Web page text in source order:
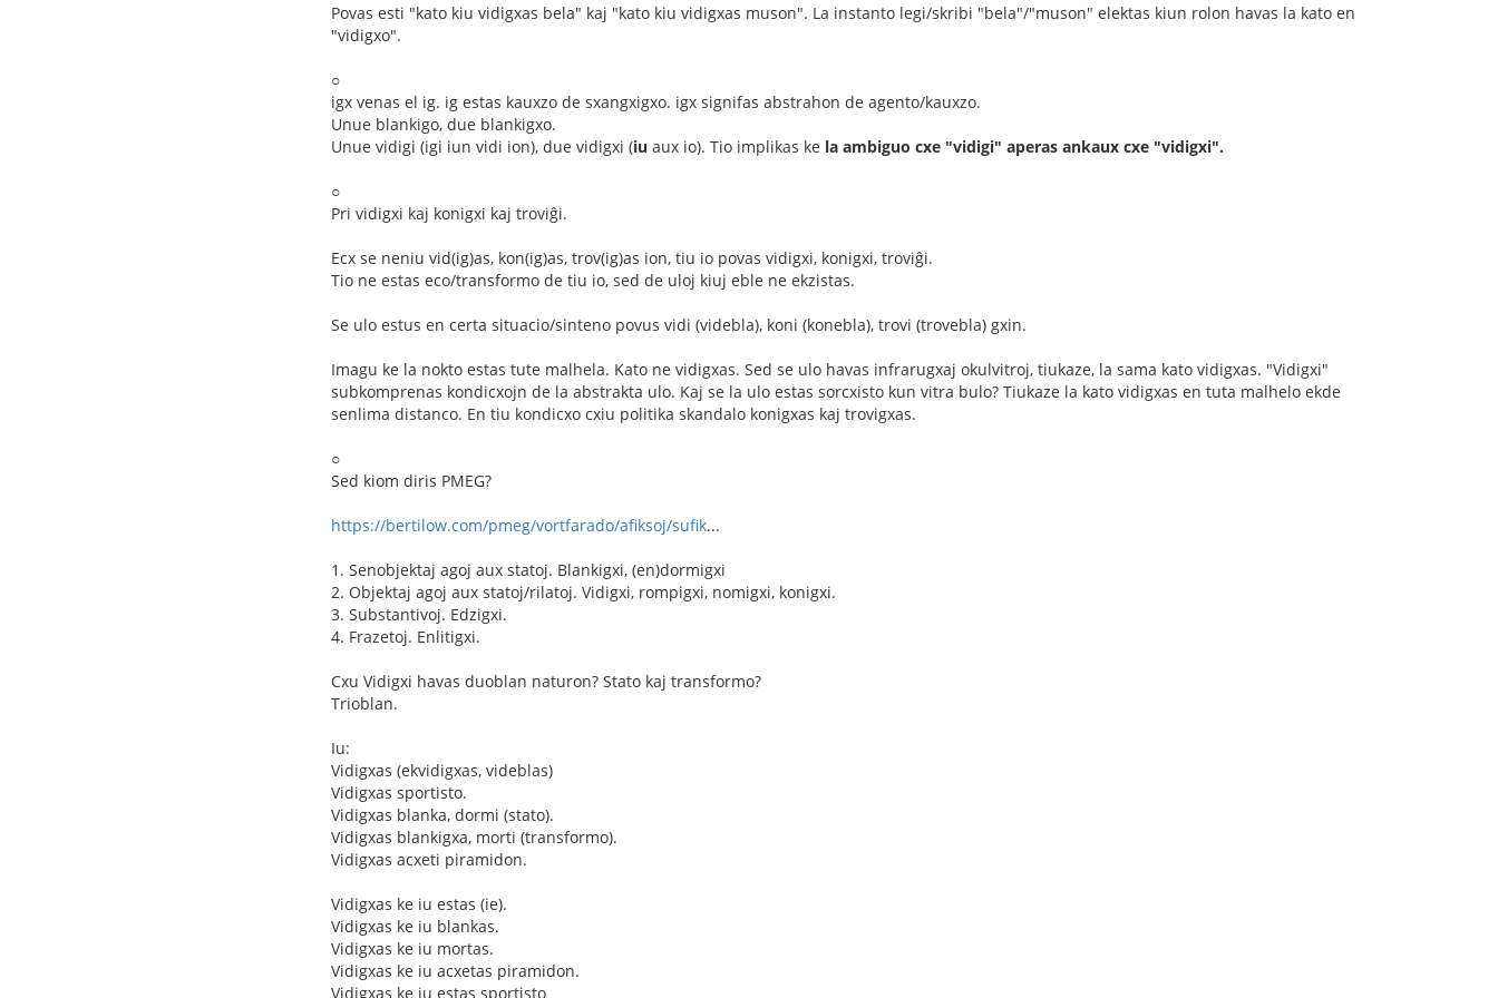
Povas esti "kato kiu vidigxas bela" kaj "kato kiu vidigxas muson". La instanto legi/skribi "bela"/"muson" elektas kiun rolon havas la kato en
"vidigxo".
○
igx venas el ig. ig estas kauxzo de sxangxigxo. igx signifas abstrahon de agento/kauxzo.
Unue blankigo, due blankigxo.
Unue vidigi (igi iun vidi ion), due vidigxi (iu aux io). Tio implikas ke la ambiguo cxe "vidigi" aperas ankaux cxe "vidigxi".
○
Pri vidigxi kaj konigxi kaj troviĝi.
Ecx se neniu vid(ig)as, kon(ig)as, trov(ig)as ion, tiu io povas vidigxi, konigxi, troviĝi.
Tio ne estas eco/transformo de tiu io, sed de uloj kiuj eble ne ekzistas.
Se ulo estus en certa situacio/sinteno povus vidi (videbla), koni (konebla), trovi (trovebla) gxin.
Imagu ke la nokto estas tute malhela. Kato ne vidigxas. Sed se ulo havas infrarugxaj okulvitroj, tiukaze, la sama kato vidigxas. "Vidigxi"
subkomprenas kondicxojn de la abstrakta ulo. Kaj se la ulo estas sorcxisto kun vitra bulo? Tiukaze la kato vidigxas en tuta malhelo ekde
senlima distanco. En tiu kondicxo cxiu politika skandalo konigxas kaj trovigxas.
○
Sed kiom diris PMEG?
https://bertilow.com/pmeg/vortfarado/afiksoj/sufik...
1. Senobjektaj agoj aux statoj. Blankigxi, (en)dormigxi
2. Objektaj agoj aux statoj/rilatoj. Vidigxi, rompigxi, nomigxi, konigxi.
3. Substantivoj. Edzigxi.
4. Frazetoj. Enlitigxi.
Cxu Vidigxi havas duoblan naturon? Stato kaj transformo?
Trioblan.
Iu:
Vidigxas (ekvidigxas, videblas)
Vidigxas sportisto.
Vidigxas blanka, dormi (stato).
Vidigxas blankigxa, morti (transformo).
Vidigxas acxeti piramidon.
Vidigxas ke iu estas (ie).
Vidigxas ke iu blankas.
Vidigxas ke iu mortas.
Vidigxas ke iu acxetas piramidon.
Vidigxas ke iu estas sportisto